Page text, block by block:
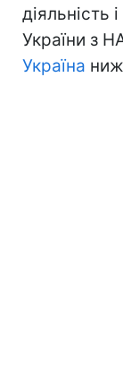
діяльність
України з
Україна